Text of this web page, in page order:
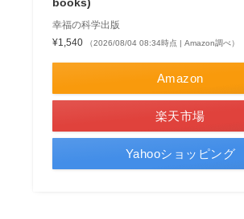
幸福の科学出版
¥1,540
（2026/08/04 08:34時点 | Amazon調べ）
Amazon
楽天市場
Yahooショッピング